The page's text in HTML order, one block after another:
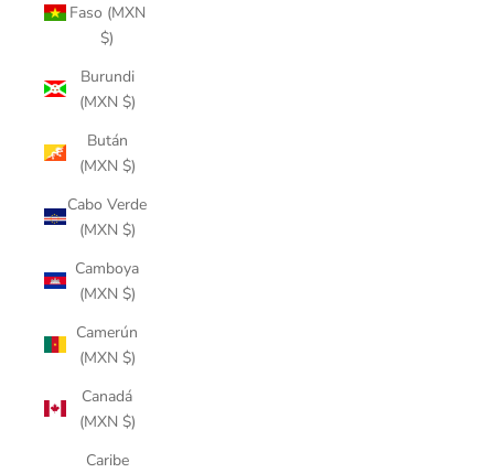
Faso (MXN
$)
Burundi
(MXN $)
Bután
(MXN $)
Cabo Verde
(MXN $)
Camboya
(MXN $)
Camerún
(MXN $)
Canadá
(MXN $)
Caribe